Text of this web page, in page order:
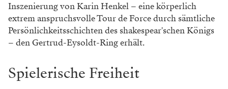
Inszenierung von Karin Henkel – eine körperlich
extrem anspruchsvolle Tour de Force durch sämtliche
Persönlichkeitsschichten des shakespear'schen Königs
– den Gertrud-Eysoldt-Ring erhält.
Spielerische Freiheit